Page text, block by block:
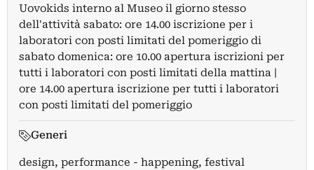
Uovokids interno al Museo il giorno stesso
dell'attività sabato: ore 14.00 iscrizione per i
laboratori con posti limitati del pomeriggio di
sabato domenica: ore 10.00 apertura iscrizioni per
tutti i laboratori con posti limitati della mattina |
ore 14.00 apertura iscrizione per tutti i laboratori
con posti limitati del pomeriggio
Generi
design, performance - happening, festival